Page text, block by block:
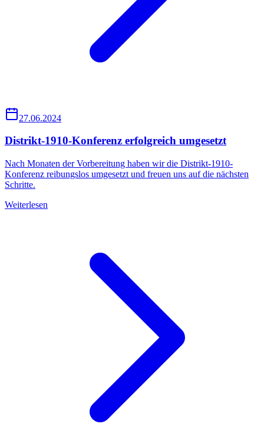
27.06.2024
Distrikt-1910-Konferenz erfolgreich umgesetzt
Nach Monaten der Vorbereitung haben wir die Distrikt-1910-
Konferenz reibungslos umgesetzt und freuen uns auf die nächsten
Schritte.
Weiterlesen